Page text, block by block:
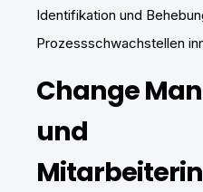
Identifikation und
Prozessschwachstellen
Change
und